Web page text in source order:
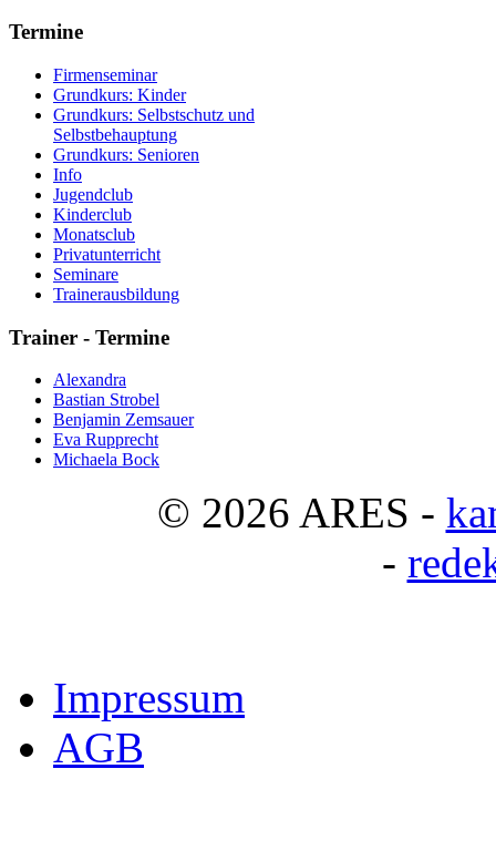
Termine
Firmenseminar
Grundkurs: Kinder
Grundkurs: Selbstschutz und
Selbstbehauptung
Grundkurs: Senioren
Info
Jugendclub
Kinderclub
Monatsclub
Privatunterricht
Seminare
Trainerausbildung
Trainer - Termine
Alexandra
Bastian Strobel
Benjamin Zemsauer
Eva Rupprecht
Michaela Bock
© 2026 ARES -
-
Impressum
AGB